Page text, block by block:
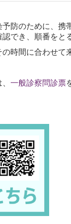
で結果が判明し
した。
防のために、携
でき、順番をと
時間に合わせて
一般診察問診票